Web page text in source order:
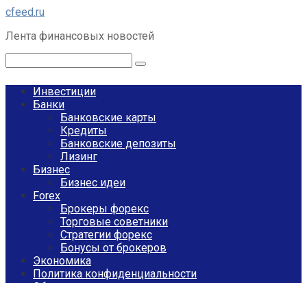
Перейти
контенту
cfeed.ru
Лента финансовых новостей
Инвестиции
Банки
Банковские карты
Кредиты
Банковские депозиты
Лизинг
Бизнес
Бизнес идеи
Forex
Брокеры форекс
Торговые советники
Стратегии форекс
Бонусы от брокеров
Экономика
Политика конфиденциальности